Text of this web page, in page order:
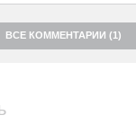
ВСЕ КОММЕНТАРИИ (1)